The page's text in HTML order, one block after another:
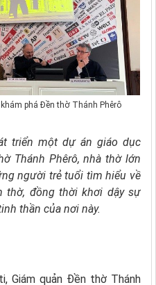
phá Đền thờ Thánh Phêrô
triển một dự án giáo dục
Thánh Phêrô, nhà thờ lớn
người trẻ tuổi tìm hiểu về
thờ, đồng thời khơi dậy sự
thần của nơi này.
Giám quản Đền thờ Thánh